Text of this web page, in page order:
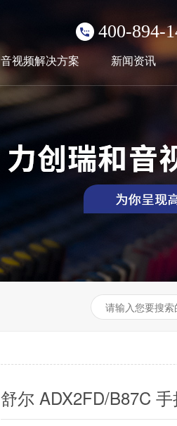
400-894-
音视频解决方案 新闻资讯
舒尔 ADX2FD/B87C